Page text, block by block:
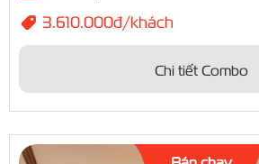
3.610.000đ/khách
Chi tiết Combo